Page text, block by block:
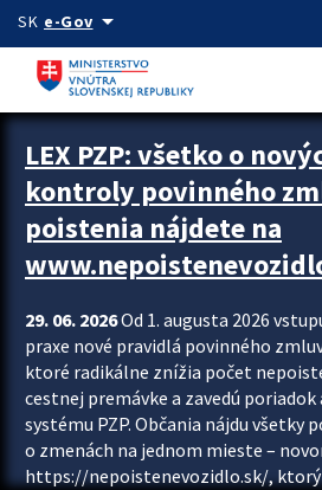
Preskocit na hlavný obsah
SK e-Govarrow_drop_down
Zastavit automatický posun upútavok
LEX PZP: všetko o
kontroly povinného
poistenia nájdete na
29. 06. 2026Od 1. augusta 2026
praxe nové pravidlá povinného
ktoré radikálne znížia počet
cestnej premávke a zavedú
systému PZP. Občania nájdu všetky
o zmenách na jednom mieste –
https://nepoistenevozidlo.sk/, ktorý